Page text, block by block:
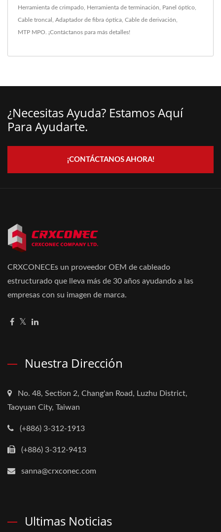
Herramienta de crimpado Herramienta de terminación Panel óptico
Cable troncal Adaptador de fibra óptica Cable de derivación
MTP MPO ¡Contáctanos para más detalles!
¿Necesitas Ayuda? Estamos Aquí
Para Ayudarte.
¡CONTÁCTANOS AHORA!
CRXCONECEs un proveedor OEM de cableado
estructurado que lleva más de 30 años ayudando a las
empresas con su imagen de marca.
Nuestra Dirección
No. 48, Section 2, Chang'an Road, Luzhu District,
Taoyuan City, Taiwan
(+886) 3-312-1913
(+886) 3-312-9413
sanna@crxconec.com
Ultimas Noticias